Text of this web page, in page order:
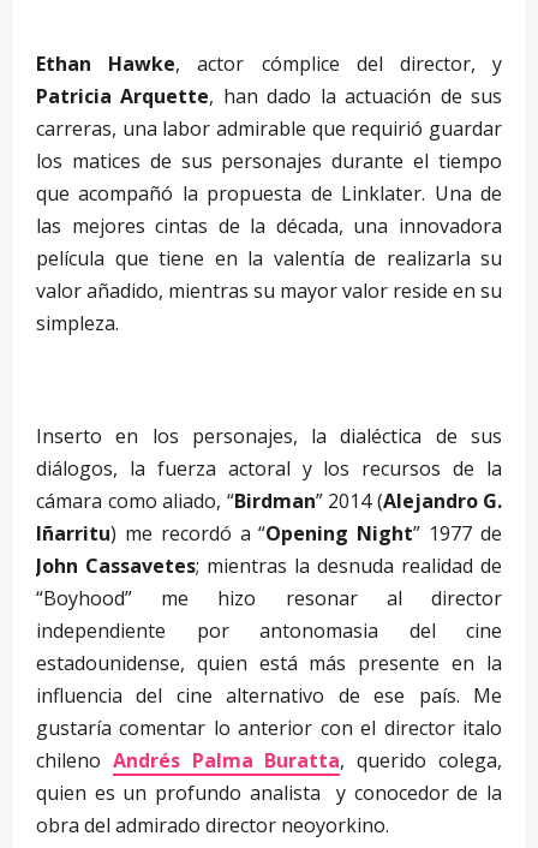
Ethan Hawke, actor cómplice del director, y
Patricia Arquette, han dado la actuación de sus
carreras, una labor admirable que requirió guardar
los matices de sus personajes durante el tiempo
que acompañó la propuesta de Linklater. Una de
las mejores cintas de la década, una innovadora
película que tiene en la valentía de realizarla su
valor añadido, mientras su mayor valor reside en su
simpleza.
Inserto en los personajes, la dialéctica de sus
diálogos, la fuerza actoral y los recursos de la
cámara como aliado, “Birdman” 2014 (Alejandro G.
Iñarritu) me recordó a “Opening Night” 1977 de
John Cassavetes; mientras la desnuda realidad de
“Boyhood” me hizo resonar al director
independiente por antonomasia del cine
estadounidense, quien está más presente en la
influencia del cine alternativo de ese país. Me
gustaría comentar lo anterior con el director italo
chileno Andrés Palma Buratta, querido colega,
quien es un profundo analista y conocedor de la
obra del admirado director neoyorkino.